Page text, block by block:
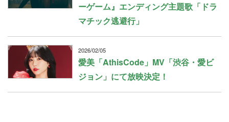
ーゲーム』エンディング主題歌「ドラ
マチック逃避行」
2026/02/05
愛美「AthisCode」MV「渋谷・愛ビ
ジョン」にて放映決定！